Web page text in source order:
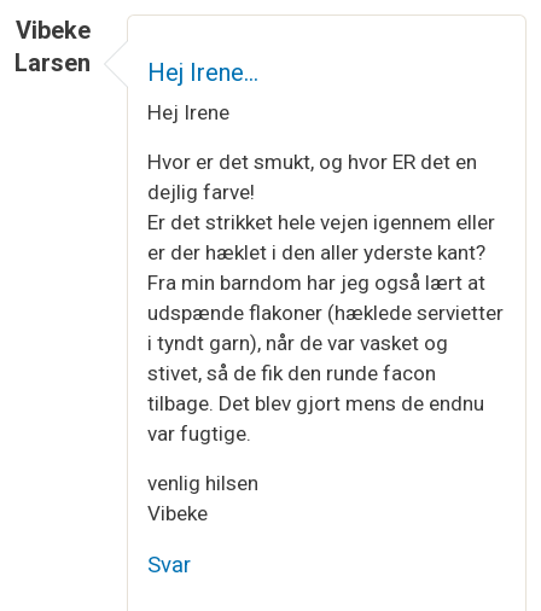
Vibeke
Larsen
Hej Irene…
Hej Irene
Hvor er det smukt, og hvor ER det en
dejlig farve!
Er det strikket hele vejen igennem eller
er der hæklet i den aller yderste kant?
Fra min barndom har jeg også lært at
udspænde flakoner (hæklede servietter
i tyndt garn), når de var vasket og
stivet, så de fik den runde facon
tilbage. Det blev gjort mens de endnu
var fugtige.
venlig hilsen
Vibeke
Svar